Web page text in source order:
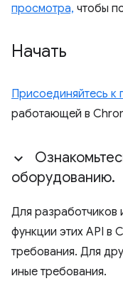
просмотра, чтобы
Начать
Присоединяйтесь к
работающей в
оборудованию.
Для разработчиков
функции этих API в
требования. Для
иные требования.